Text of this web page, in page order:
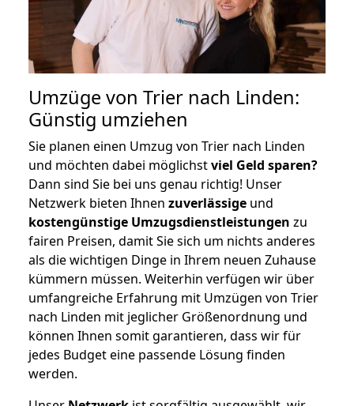
Umzüge von Trier nach Linden:
Günstig umziehen
Sie planen einen Umzug von Trier nach Linden
und möchten dabei möglichstviel Geld sparen?
Dann sind Sie bei uns genau richtig! Unser
Netzwerk bieten Ihnen zuverlässige und
kostengünstige Umzugsdienstleistungen zu
fairen Preisen, damit Sie sich um nichts anderes
als die wichtigen Dinge in Ihrem neuen Zuhause
kümmern müssen. Weiterhin verfügen wir über
umfangreiche Erfahrung mit Umzügen von Trier
nach Linden mit jeglicher Größenordnung und
können Ihnen somit garantieren, dass wir für
jedes Budget eine passende Lösung finden
werden.